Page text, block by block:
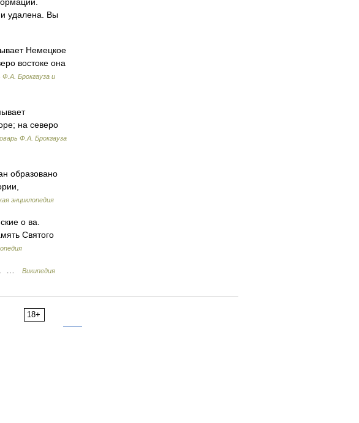
удалена. Вы
Немецкое
востоке она
Ф.А. Брокгауза и
на северо
Ф.А. Брокгауза
образовано
энциклопедия
о ва.
Святого
д. … Википедия
18+